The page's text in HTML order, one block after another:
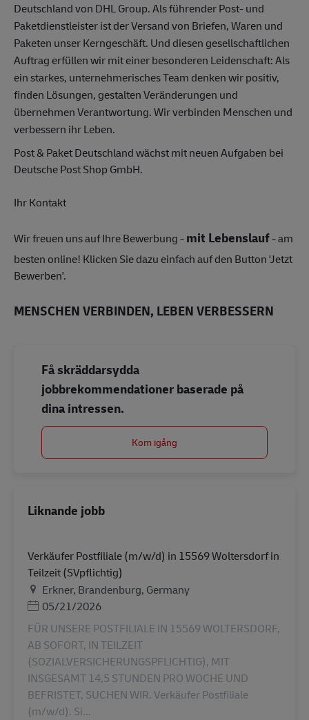
Deutschland von DHL Group. Als führender Post- und
Paketdienstleister ist der Versand von Briefen, Waren und
Paketen unser Kerngeschäft. Und diesen gesellschaftlichen
Auftrag erfüllen wir mit einer besonderen Leidenschaft: Als
ein starkes, unternehmerisches Team denken wir positiv,
finden Lösungen, gestalten Veränderungen und
übernehmen Verantwortung. Wir verbinden Menschen und
verbessern ihr Leben.
Post & Paket Deutschland wächst mit neuen Aufgaben bei
Deutsche Post Shop GmbH.
Ihr Kontakt
Wir freuen uns auf Ihre Bewerbung -mit Lebenslauf- am
besten online! Klicken Sie dazu einfach auf den Button 'Jetzt
Bewerben'.
MENSCHEN VERBINDEN, LEBEN VERBESSERN
Få skräddarsydda
jobbrekommendationer baserade på
dina intressen.
Kom igång
Liknande jobb
Verkäufer Postfiliale (m/w/d) in 15569 Woltersdorf in
Teilzeit (SVpflichtig)
PlatsErkner, Brandenburg, Germany
Posted Date
05/21/2026
FÜR UNSERE POSTFILIALE IN 15569 WOLTERSDORF,
AB SOFORT, IN TEILZEIT
(SOZIALVERSICHERUNGSPFLICHTIG), MIT
INSGESAMT 14,5 STUNDEN PRO WOCHE UND
BEFRISTET, SUCHEN WIR. Verkäufer Postfiliale
(m/w/d). Si...